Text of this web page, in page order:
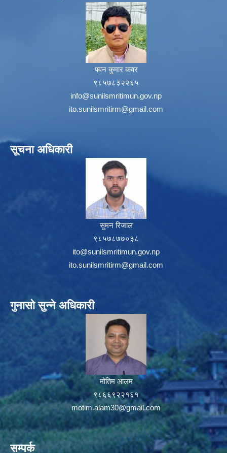
पवन कुमार कवर
९८५७८३२२६५
info@sunilsmritimun.gov.np
ito.sunilsmritirm@gmail.com
सूचना अधिकारी
सुमन रिजाल
९८५७८७७०३८
ito@sunilsmritimun.gov.np
ito.sunilsmritirm@gmail.com
गुनासो सुन्ने अधिकारी
मोतिम आलम
९८६६९२२१६१
motim.alam30@gmail.com
सम्पर्क